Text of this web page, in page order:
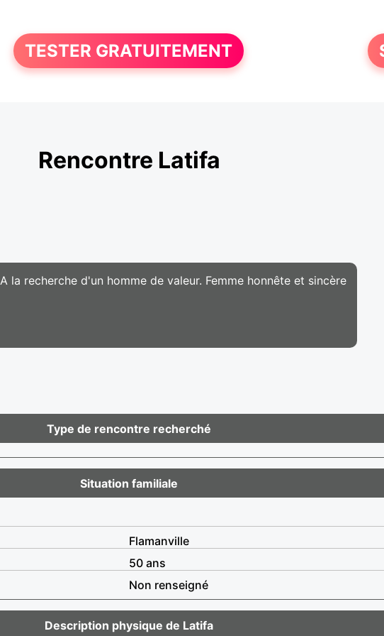
TESTER GRATUITEMENT
Rencontre Latifa
A la recherche d'un homme de valeur. Femme honnête et sincère
Type de rencontre recherché
Situation familiale
Flamanville
50 ans
Non renseigné
Description physique de Latifa